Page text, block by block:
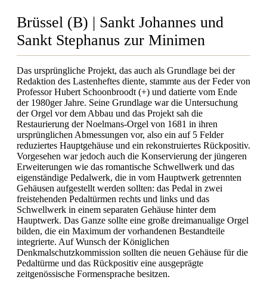
Brüssel (B) | Sankt Johannes und
Sankt Stephanus zur Minimen
Das ursprüngliche Projekt, das auch als Grundlage bei der
Redaktion des Lastenheftes diente, stammte aus der Feder von
Professor Hubert Schoonbroodt (+) und datierte vom Ende
der 1980ger Jahre. Seine Grundlage war die Untersuchung
der Orgel vor dem Abbau und das Projekt sah die
Restaurierung der Noelmans-Orgel von 1681 in ihren
ursprünglichen Abmessungen vor, also ein auf 5 Felder
reduziertes Hauptgehäuse und ein rekonstruiertes Rückpositiv.
Vorgesehen war jedoch auch die Konservierung der jüngeren
Erweiterungen wie das romantische Schwellwerk und das
eigenständige Pedalwerk, die in vom Hauptwerk getrennten
Gehäusen aufgestellt werden sollten: das Pedal in zwei
freistehenden Pedaltürmen rechts und links und das
Schwellwerk in einem separaten Gehäuse hinter dem
Hauptwerk. Das Ganze sollte eine große dreimanualige Orgel
bilden, die ein Maximum der vorhandenen Bestandteile
integrierte. Auf Wunsch der Königlichen
Denkmalschutzkommission sollten die neuen Gehäuse für die
Pedaltürme und das Rückpositiv eine ausgeprägte
zeitgenössische Formensprache besitzen.